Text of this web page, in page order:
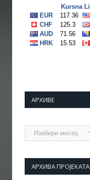
АРХИВЕ
Архиве
АРХИВА ПРОЈЕКАТА